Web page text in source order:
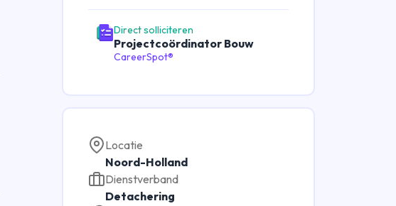
Locatie
Noord-Holland
Dienstverband
Detachering
Direct solliciteren
Projectcoördinator Bouw
CareerSpot®